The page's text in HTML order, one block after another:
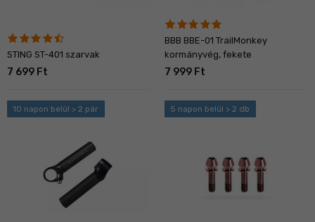
STING ST-401 szarvak
7 699 Ft
BBB BBE-01 TrailMonkey
kormányvég, fekete
7 999 Ft
10 napon belül > 2 pár 5 napon belül > 2 db